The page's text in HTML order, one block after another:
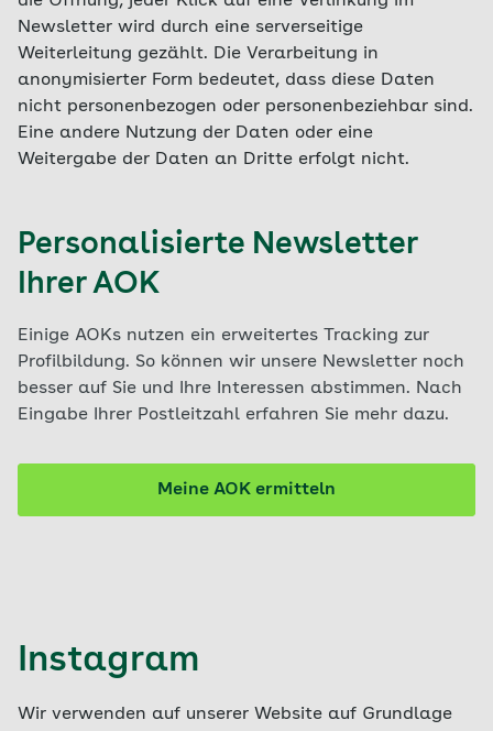
Newsletter wird durch eine serverseitige
Weiterleitung gezählt. Die Verarbeitung in
anonymisierter Form bedeutet, dass diese Daten
nicht personenbezogen oder personenbeziehbar sind.
Eine andere Nutzung der Daten oder eine
Weitergabe der Daten an Dritte erfolgt nicht.
Personalisierte Newsletter
Ihrer AOK
Einige AOKs nutzen ein erweitertes Tracking zur
Profilbildung. So können wir unsere Newsletter noch
besser auf Sie und Ihre Interessen abstimmen. Nach
Eingabe Ihrer Postleitzahl erfahren Sie mehr dazu.
Meine AOK ermitteln
Instagram
Wir verwenden auf unserer Website auf Grundlage